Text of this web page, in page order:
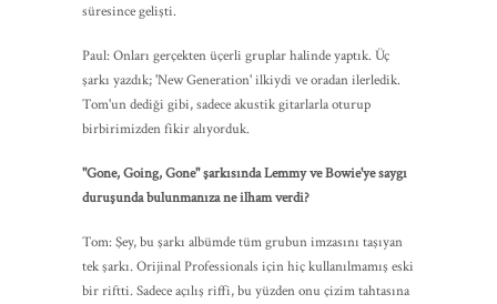
süresince gelişti.
Paul: Onları gerçekten üçerli gruplar halinde yaptık. Üç
şarkı yazdık; 'New Generation' ilkiydi ve oradan ilerledik.
Tom'un dediği gibi, sadece akustik gitarlarla oturup
birbirimizden fikir alıyorduk.
"Gone, Going, Gone" şarkısında Lemmy ve Bowie'ye saygı
duruşunda bulunmanıza ne ilham verdi?
Tom: Şey, bu şarkı albümde tüm grubun imzasını taşıyan
tek şarkı. Orijinal Professionals için hiç kullanılmamış eski
bir riftti. Sadece açılış riffi, bu yüzden onu çizim tahtasına